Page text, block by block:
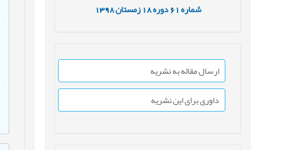
شماره دوره18 زمستان1398
ارسال مقاله به نشریه
داوری برای این نشریه